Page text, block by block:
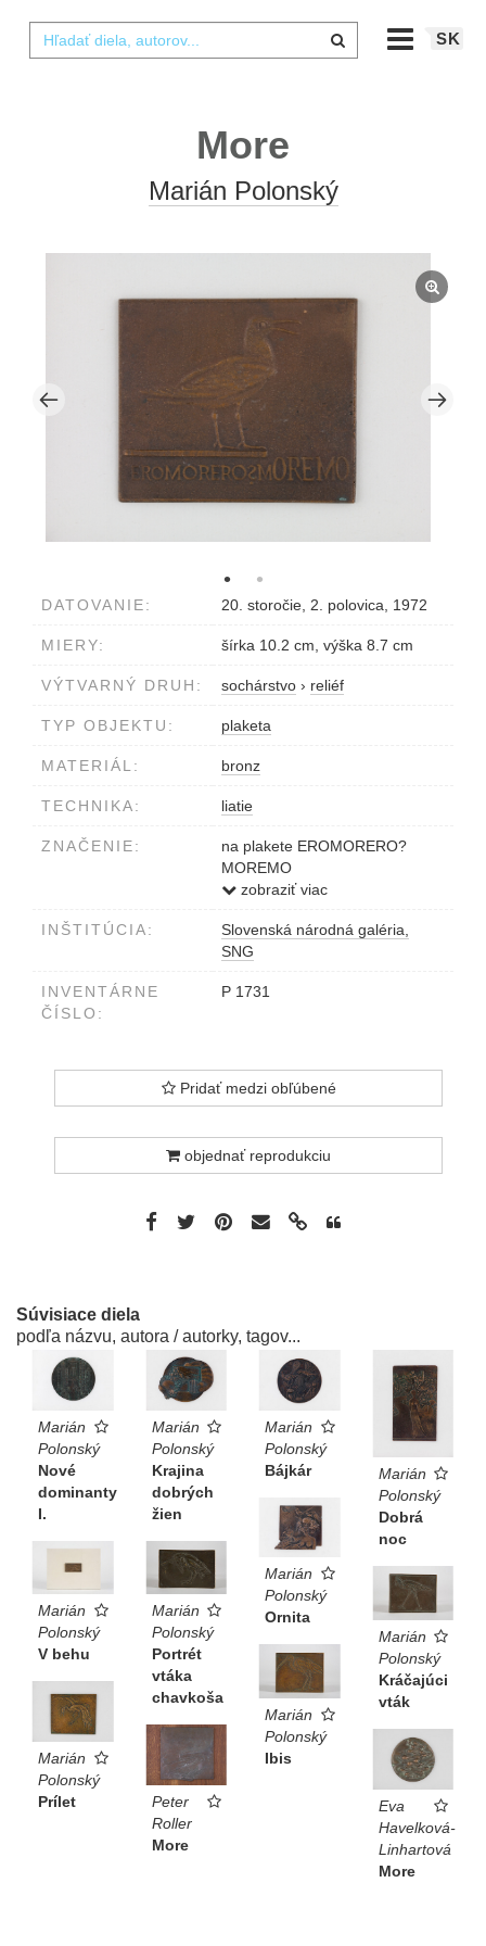
SK
More
Marián Polonský
DATOVANIE: 20. storočie, 2. polovica, 1972
MIERY: šírka 10.2 cm, výška 8.7 cm
VÝTVARNÝ DRUH: sochárstvo › reliéf
TYP OBJEKTU: plaketa
MATERIÁL: bronz
TECHNIKA: liatie
ZNAČENIE:
na plakete EROMORERO?
MOREMO
neznačené
zobraziť viac
INŠTITÚCIA:
Slovenská národná galéria,
SNG
INVENTÁRNE
ČÍSLO:
P 1731
Pridať medzi obľúbené
objednať reprodukciu
Súvisiace diela
podľa názvu, autora / autorky, tagov...
Marián
Polonský
Nové
dominanty
I.
Marián
Polonský
Krajina
dobrých
žien
Marián
Polonský
Bájkár
Marián
Polonský
Dobrá
noc
Marián
Polonský
Ornita
Marián
Polonský
V behu
Marián
Polonský
Portrét
vtáka
chavkoša
Marián
Polonský
Kráčajúci
vták
Marián
Polonský
Ibis
Marián
Polonský
Prílet
Peter
Roller
More
Eva
Havelková-
Linhartová
More